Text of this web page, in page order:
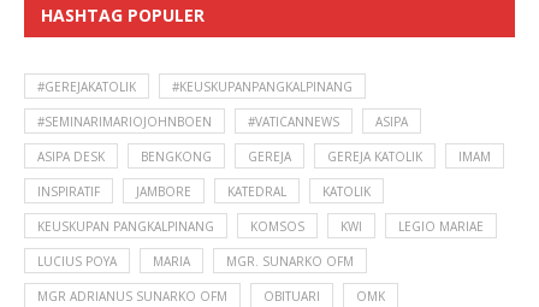
HASHTAG POPULER
#GEREJAKATOLIK #KEUSKUPANPANGKALPINANG
#SEMINARIMARIOJOHNBOEN #VATICANNEWS ASIPA
ASIPA DESK BENGKONG GEREJA GEREJA KATOLIK IMAM
INSPIRATIF JAMBORE KATEDRAL KATOLIK
KEUSKUPAN PANGKALPINANG KOMSOS KWI LEGIO MARIAE
LUCIUS POYA MARIA MGR. SUNARKO OFM
MGR ADRIANUS SUNARKO OFM OBITUARI OMK